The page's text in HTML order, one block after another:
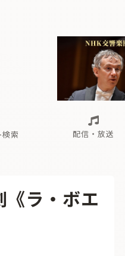
向こうの音楽家
過去の特集
索 配信・放送
ジュール
ら
Aからの眺望
ラ・ボエ